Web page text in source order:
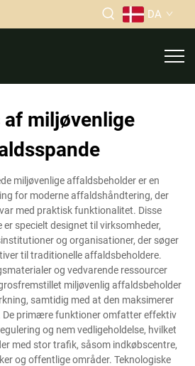
DA
af miljøvenlige
miljøvenlige affaldsbeholder er en
for moderne affaldshåndtering, der
med praktisk funktionalitet. Disse
er specielt designet til virksomheder,
og organisationer, der søger
til traditionelle affaldsbeholdere.
og vedvarende ressourcer
miljøvenlig affaldsbeholder
samtidig med at den maksimerer
De primære funktioner omfatter effektiv
og nem vedligeholdelse, hvilket
med stor trafik, såsom indkøbscentre,
og offentlige områder. Teknologiske